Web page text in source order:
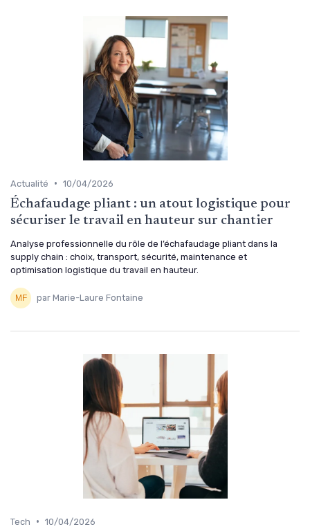
Actualité • 10/04/2026
Échafaudage pliant : un atout logistique pour
sécuriser le travail en hauteur sur chantier
Analyse professionnelle du rôle de l’échafaudage pliant dans la
supply chain : choix, transport, sécurité, maintenance et
optimisation logistique du travail en hauteur.
par Marie-Laure Fontaine
Tech • 10/04/2026